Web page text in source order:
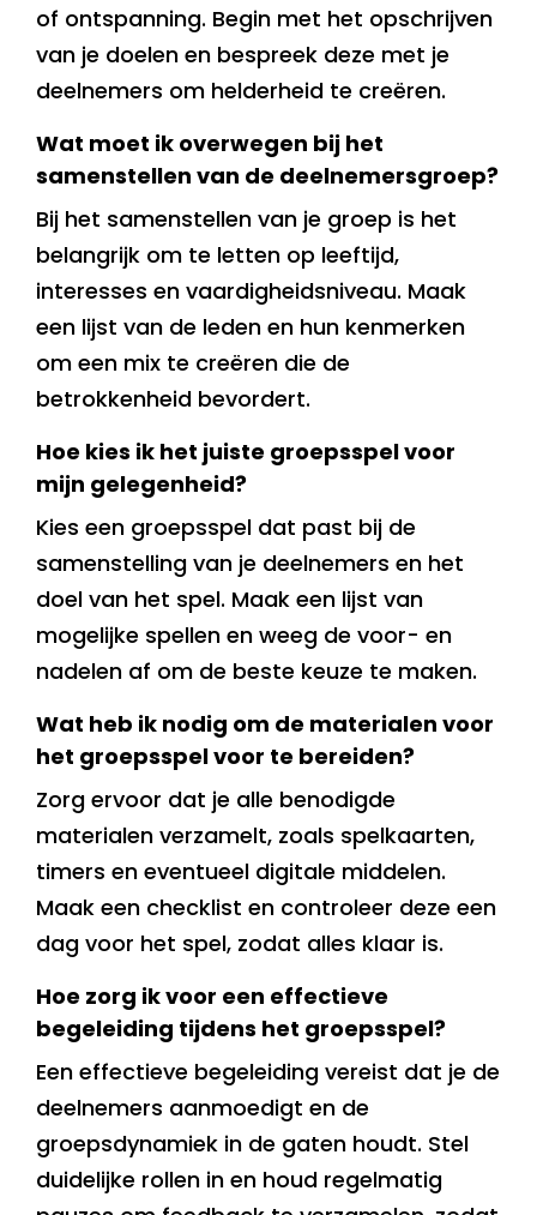
of ontspanning. Begin met het opschrijven
van je doelen en bespreek deze met je
deelnemers om helderheid te creëren.
Wat moet ik overwegen bij het
samenstellen van de deelnemersgroep?
Bij het samenstellen van je groep is het
belangrijk om te letten op leeftijd,
interesses en vaardigheidsniveau. Maak
een lijst van de leden en hun kenmerken
om een mix te creëren die de
betrokkenheid bevordert.
Hoe kies ik het juiste groepsspel voor
mijn gelegenheid?
Kies een groepsspel dat past bij de
samenstelling van je deelnemers en het
doel van het spel. Maak een lijst van
mogelijke spellen en weeg de voor- en
nadelen af om de beste keuze te maken.
Wat heb ik nodig om de materialen voor
het groepsspel voor te bereiden?
Zorg ervoor dat je alle benodigde
materialen verzamelt, zoals spelkaarten,
timers en eventueel digitale middelen.
Maak een checklist en controleer deze een
dag voor het spel, zodat alles klaar is.
Hoe zorg ik voor een effectieve
begeleiding tijdens het groepsspel?
Een effectieve begeleiding vereist dat je de
deelnemers aanmoedigt en de
groepsdynamiek in de gaten houdt. Stel
duidelijke rollen in en houd regelmatig